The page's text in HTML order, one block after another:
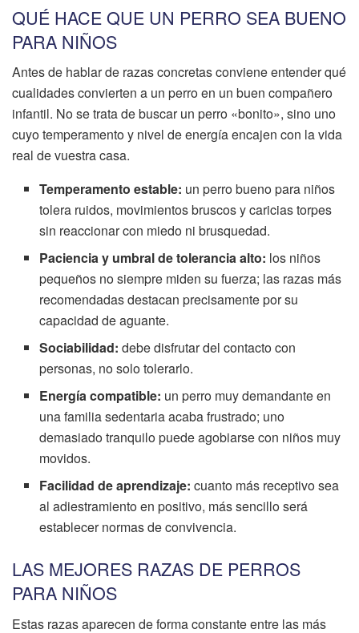
QUÉ HACE QUE UN PERRO SEA BUENO
PARA NIÑOS
Antes de hablar de razas concretas conviene entender qué
cualidades convierten a un perro en un buen compañero
infantil. No se trata de buscar un perro «bonito», sino uno
cuyo temperamento y nivel de energía encajen con la vida
real de vuestra casa.
Temperamento estable: un perro bueno para niños
tolera ruidos, movimientos bruscos y caricias torpes
sin reaccionar con miedo ni brusquedad.
Paciencia y umbral de tolerancia alto: los niños
pequeños no siempre miden su fuerza; las razas más
recomendadas destacan precisamente por su
capacidad de aguante.
Sociabilidad: debe disfrutar del contacto con
personas, no solo tolerarlo.
Energía compatible: un perro muy demandante en
una familia sedentaria acaba frustrado; uno
demasiado tranquilo puede agobiarse con niños muy
movidos.
Facilidad de aprendizaje: cuanto más receptivo sea
al adiestramiento en positivo, más sencillo será
establecer normas de convivencia.
LAS MEJORES RAZAS DE PERROS
PARA NIÑOS
Estas razas aparecen de forma constante entre las más